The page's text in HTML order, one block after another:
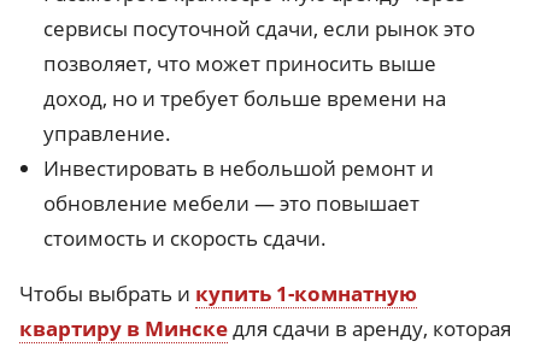
сервисы посуточной сдачи, если рынок это
позволяет, что может приносить выше
доход, но и требует больше времени на
управление.
Инвестировать в небольшой ремонт и
обновление мебели — это повышает
стоимость и скорость сдачи.
Чтобы выбрать и купить 1-комнатную
квартиру в Минскедля сдачи в аренду, которая